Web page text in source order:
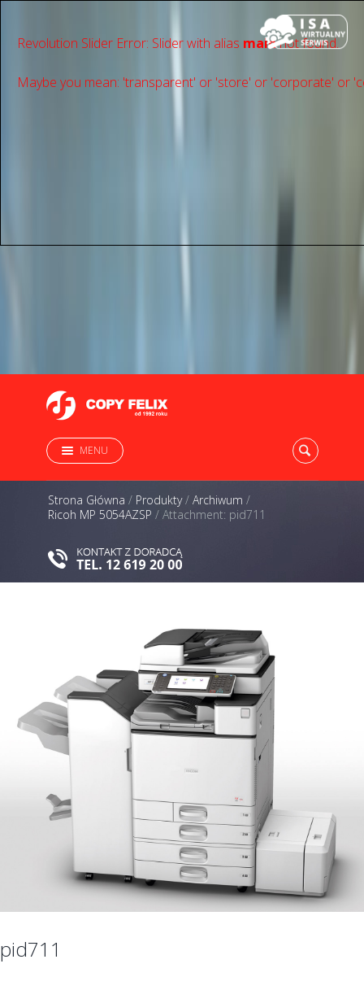
Revolution Slider Error: Slider with alias mainnot found.
Maybe you mean: 'transparent' or 'store' or 'сorporate' or
MENU
Strona Główna / Produkty/ Archiwum /
Ricoh MP 5054AZSP / Attachment: pid711
pid711